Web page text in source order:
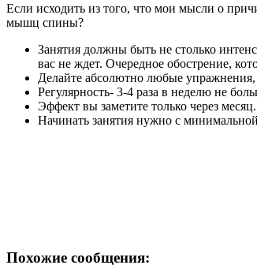
Если исходить из того, что мои мысли о
мышц спины?
Занятия должны быть не столько
вас не ждет. Очередное обострение,
Делайте абсолютно любые
Регулярность- 3-4 раза в неделю не
Эффект вы заметите только через
Начинать занятия нужно с
Похожие сообщения: